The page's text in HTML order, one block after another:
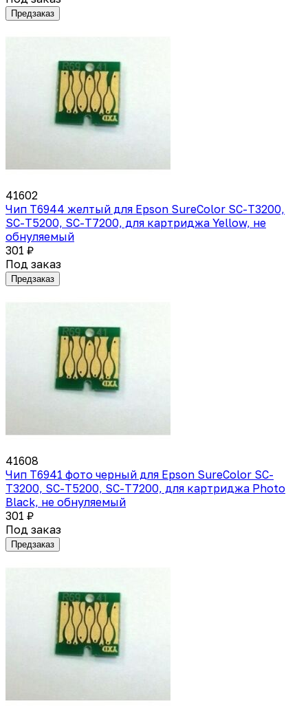
Предзаказ
41602
Чип T6944 желтый для Epson SureColor SC-T3200,
SC-T5200, SC-T7200, для картриджа Yellow, не
обнуляемый
301 ₽
Под заказ
Предзаказ
41608
Чип T6941 фото черный для Epson SureColor SC-
T3200, SC-T5200, SC-T7200, для картриджа Photo
Black, не обнуляемый
301 ₽
Под заказ
Предзаказ